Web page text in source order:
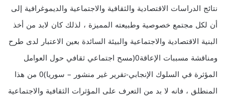
نتائج الدراسات الاقتصادية والثقافية والاجتماعية والديموغرافية إلى
أن لكل مجتمع خصوصية وطبيعته المميزة ، لذلك كان لابد من أخذ
البنية الاقتصادية والاجتماعية والبيئة السائدة بعين الاعتبار لدى طرح
ومناقشة مسببات الإعاقة0(مسح اجتماعي ثقافي حول العوامل
المؤثرة في السلوك الإنجابي-تقرير غير منشور – سوريا)0 من هذا
المنطلق ، فانه لا بد من التعرف على المؤثرات الثقافية والاجتماعية